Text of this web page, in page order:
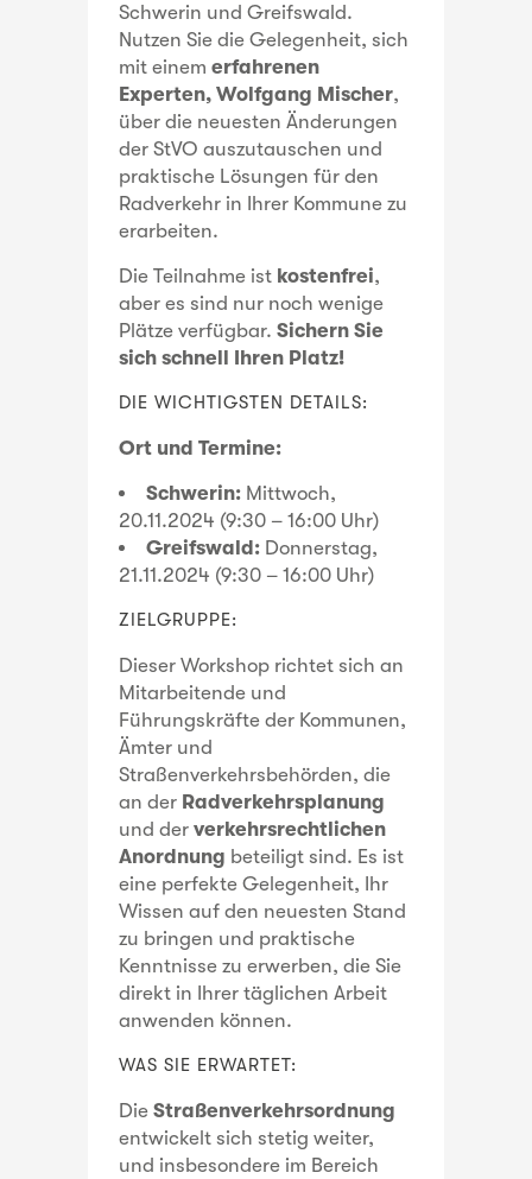
Schwerin und Greifswald.
Nutzen Sie die Gelegenheit, sich
mit einem erfahrenen
Experten, Wolfgang Mischer,
über die neuesten Änderungen
der StVO auszutauschen und
praktische Lösungen für den
Radverkehr in Ihrer Kommune zu
erarbeiten.
Die Teilnahme ist kostenfrei,
aber es sind nur noch wenige
Plätze verfügbar. Sichern Sie
sich schnell Ihren Platz!
DIE WICHTIGSTEN DETAILS:
Ort und Termine:
Schwerin: Mittwoch,
20.11.2024 (9:30 – 16:00 Uhr)
Greifswald: Donnerstag,
21.11.2024 (9:30 – 16:00 Uhr)
ZIELGRUPPE:
Dieser Workshop richtet sich an
Mitarbeitende und
Führungskräfte der Kommunen,
Ämter und
Straßenverkehrsbehörden, die
an der Radverkehrsplanung
und der verkehrsrechtlichen
Anordnung beteiligt sind. Es ist
eine perfekte Gelegenheit, Ihr
Wissen auf den neuesten Stand
zu bringen und praktische
Kenntnisse zu erwerben, die Sie
direkt in Ihrer täglichen Arbeit
anwenden können.
WAS SIE ERWARTET:
Die Straßenverkehrsordnung
entwickelt sich stetig weiter,
und insbesondere im Bereich